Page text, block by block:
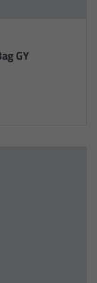
GY